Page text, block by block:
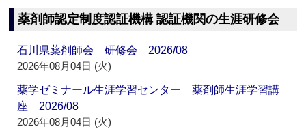
薬剤師認定制度認証機構 認証機関の生涯研修会
石川県薬剤師会 研修会 2026/08
2026年08月04日 (火)
薬学ゼミナール生涯学習センター 薬剤師生涯学習講
座 2026/08
2026年08月04日 (火)